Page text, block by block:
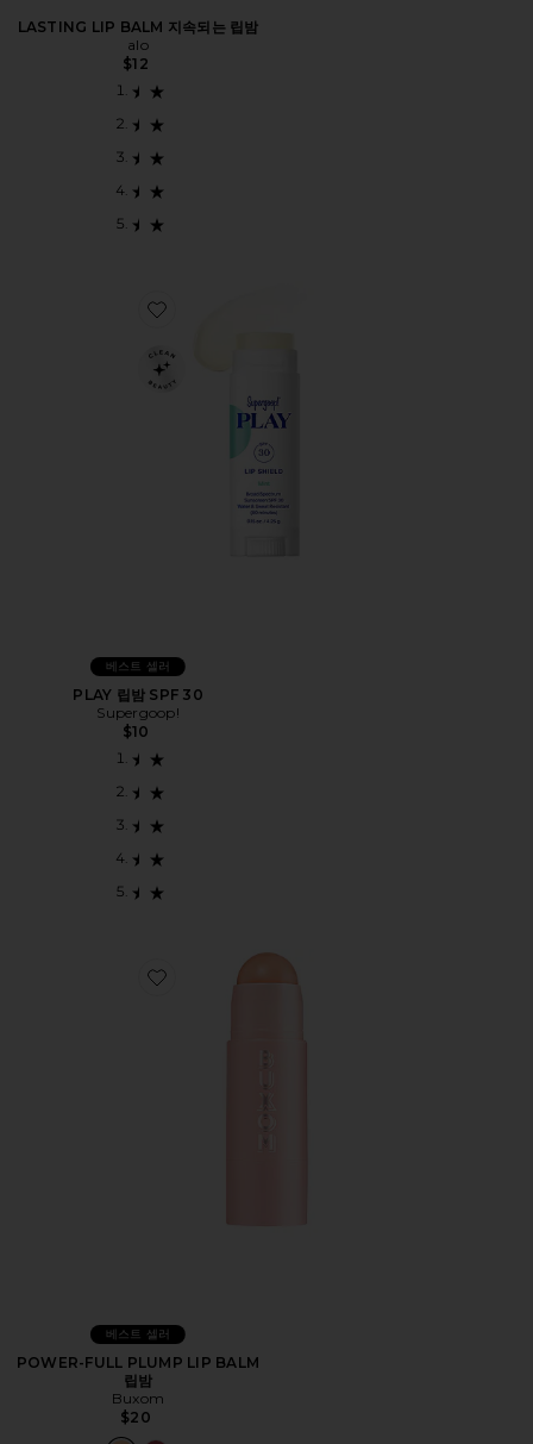
LASTING LIP BALM 지속되는 립밤
alo
$12
Favorite PLAY 립밤 SPF 30
베스트 셀러
PLAY 립밤 SPF 30
Supergoop!
$10
Favorite POWER-FULL PLUMP LIP BALM 립밤
베스트 셀러
POWER-FULL PLUMP LIP BALM
립밤
Buxom
$20